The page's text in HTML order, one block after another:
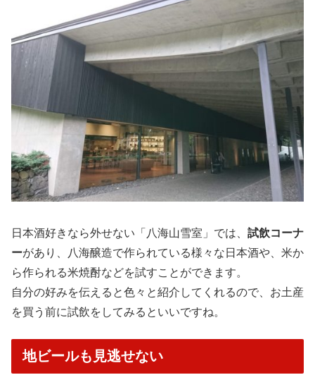
日本酒好きなら外せない「八海山雪室」では、 試飲コーナ
ーがあり、八海醸造で作られている様々な日本酒や、米か
ら作られる米焼酎などを試すことができます。
自分の好みを伝えると色々と紹介してくれるので、お土産
を買う前に試飲をしてみるといいですね。
地ビールも見逃せない